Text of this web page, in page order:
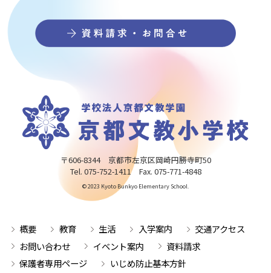
〒606-8344 京都市左京区岡崎円勝寺町50
Tel. 075-752-1411 Fax. 075-771-4848
© 2023 Kyoto Bunkyo Elementary School.
概要 教育 生活 入学案内
交通アクセス
お問い合わせ
イベント案内
資料請求
保護者専用ページ
いじめ防止基本方針